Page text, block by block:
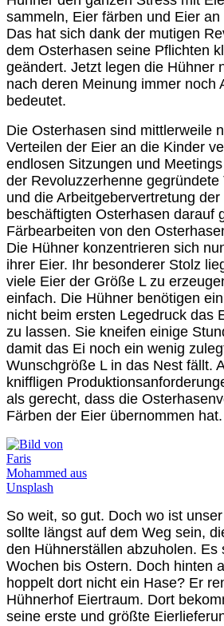
sammeln, Eier färben und Eier
Das hat sich dank der mutigen
dem Osterhasen seine Pflichten
geändert. Jetzt legen die Hühner
nach deren Meinung immer noch
bedeutet.
Die Osterhasen sind mittlerweile
Verteilen der Eier an die Kinder
endlosen Sitzungen und
der Revoluzzerhenne gegründete
und die Arbeitgebervertretung der
beschäftigten Osterhasen darauf
Färbearbeiten von den
Die Hühner konzentrieren sich
ihrer Eier. Ihr besonderer Stolz
viele Eier der Größe L zu
einfach. Die Hühner benötigen
nicht beim ersten Legedruck das
zu lassen. Sie kneifen einige
damit das Ei noch ein wenig
Wunschgröße L in das Nest fällt.
kniffligen
als gerecht, dass die
Färben der Eier übernommen hat.
So weit, so gut. Doch wo ist
sollte längst auf dem Weg sein,
den Hühnerställen abzuholen. Es
Wochen bis Ostern. Doch hinten
hoppelt dort nicht ein Hase? Er
Hühnerhof Eiertraum. Dort
seine erste und größte